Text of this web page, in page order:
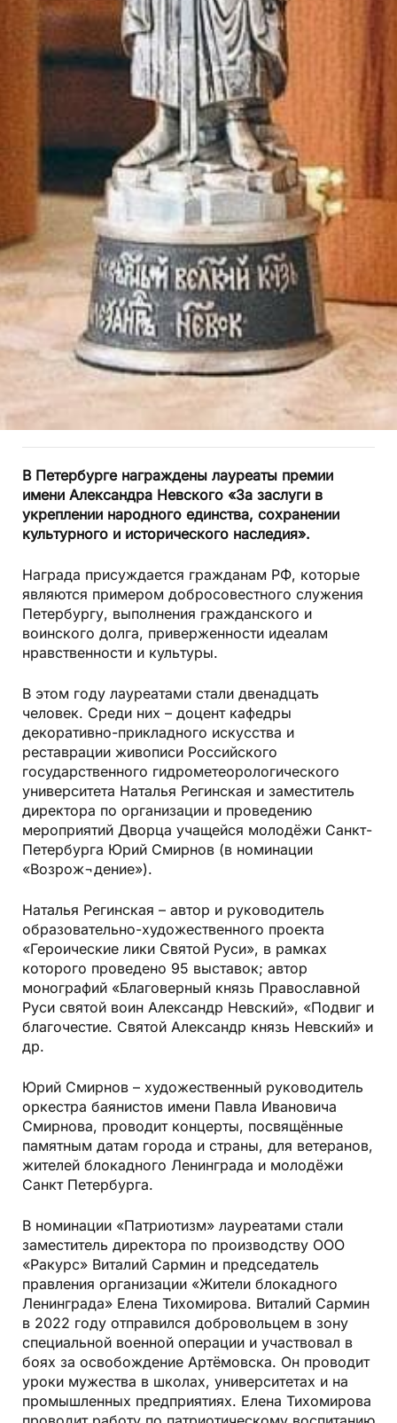
В Петербурге награждены лауреаты премии
имени Александра Невского «За заслуги в
укреплении народного единства, сохранении
культурного и исторического наследия».
Награда присуждается гражданам РФ, которые
являются примером добросовестного служения
Петербургу, выполнения гражданского и
воинского долга, приверженности идеалам
нравственности и культуры.
В этом году лауреатами стали двенадцать
человек. Среди них – доцент кафедры
декоративно-прикладного искусства и
реставрации живописи Российского
государственного гидрометеорологического
университета Наталья Регинская и заместитель
директора по организации и проведению
мероприятий Дворца учащейся молодёжи Санкт-
Петербурга Юрий Смирнов (в номинации
«Возрож¬дение»).
Наталья Регинская – автор и руководитель
образовательно-художественного проекта
«Героические лики Святой Руси», в рамках
которого проведено 95 выставок; автор
монографий «Благоверный князь Православной
Руси святой воин Александр Невский», «Подвиг и
благочестие. Святой Александр князь Невский» и
др.
Юрий Смирнов – художественный руководитель
оркестра баянистов имени Павла Ивановича
Смирнова, проводит концерты, посвящённые
памятным датам города и страны, для ветеранов,
жителей блокадного Ленинграда и молодёжи
Санкт Петербурга.
В номинации «Патриотизм» лауреатами стали
заместитель директора по производству ООО
«Ракурс» Виталий Сармин и председатель
правления организации «Жители блокадного
Ленинграда» Елена Тихомирова. Виталий Сармин
в 2022 году отправился добровольцем в зону
специальной военной операции и участвовал в
боях за освобождение Артёмовска. Он проводит
уроки мужества в школах, университетах и на
промышленных предприятиях. Елена Тихомирова